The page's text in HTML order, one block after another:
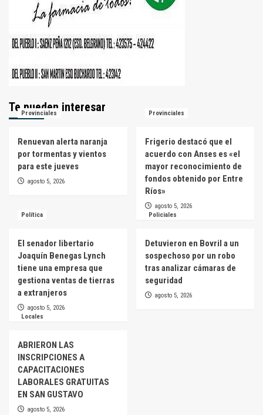
Te pueden interesar
Provinciales
Renuevan alerta naranja
por tormentas y vientos
para este jueves
agosto 5, 2026
Provinciales
Frigerio destacó que el
acuerdo con Anses es «el
mayor reconocimiento de
fondos obtenido por Entre
Ríos»
agosto 5, 2026
Política
El senador libertario
Joaquín Benegas Lynch
tiene una empresa que
gestiona ventas de tierras
a extranjeros
agosto 5, 2026
Policiales
Detuvieron en Bovril a un
sospechoso por un robo
tras analizar cámaras de
seguridad
agosto 5, 2026
Locales
ABRIERON LAS
INSCRIPCIONES A
CAPACITACIONES
LABORALES GRATUITAS
EN SAN GUSTAVO
agosto 5, 2026